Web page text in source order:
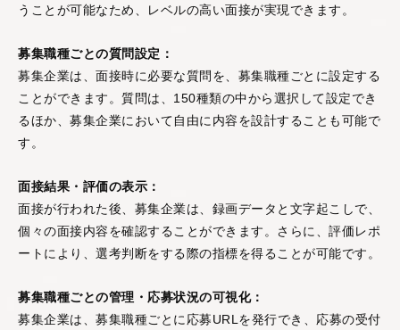
うことが可能なため、レベルの高い面接が実現できます。
募集職種ごとの質問設定：
募集企業は、面接時に必要な質問を、募集職種ごとに設定する
ことができます。質問は、150種類の中から選択して設定でき
るほか、募集企業において自由に内容を設計することも可能で
す。
面接結果・評価の表示：
面接が行われた後、募集企業は、録画データと文字起こしで、
個々の面接内容を確認することができます。さらに、評価レポ
ートにより、選考判断をする際の指標を得ることが可能です。
募集職種ごとの管理・応募状況の可視化：
募集企業は、募集職種ごとに応募URLを発行でき、応募の受付